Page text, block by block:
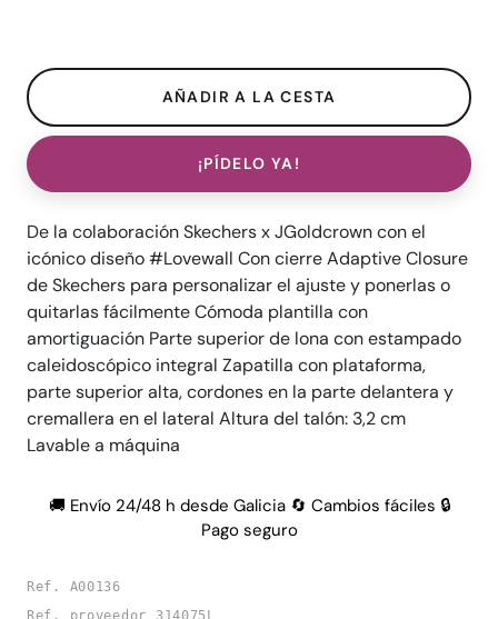
¡PÍDELO YA!
De la colaboración Skechers x JGoldcrown con el
icónico diseño #Lovewall Con cierre Adaptive Closure
de Skechers para personalizar el ajuste y ponerlas o
quitarlas fácilmente Cómoda plantilla con
amortiguación Parte superior de lona con estampado
caleidoscópico integral Zapatilla con plataforma,
parte superior alta, cordones en la parte delantera y
cremallera en el lateral Altura del talón: 3,2 cm
Lavable a máquina
🚚 Envío 24/48 h desde Galicia 🔄 Cambios fáciles 🔒
Pago seguro
Ref. A00136
Ref. proveedor 314075L